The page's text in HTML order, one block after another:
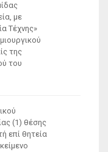
με
Τέχνης»
της
του
(1) θέσης
επί θητεία